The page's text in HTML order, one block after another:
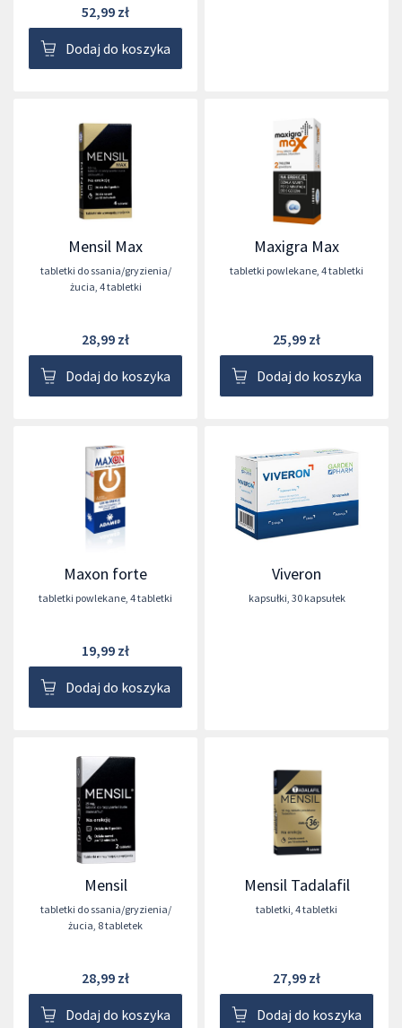
52,99 zł
Dodaj do koszyka
Mensil Max
tabletki do ssania/gryzienia/
żucia, 4 tabletki
28,99 zł
Dodaj do koszyka
Maxigra Max
tabletki powlekane, 4 tabletki
25,99 zł
Dodaj do koszyka
Maxon forte
tabletki powlekane, 4 tabletki
19,99 zł
Dodaj do koszyka
Viveron
kapsułki, 30 kapsułek
Mensil
tabletki do ssania/gryzienia/
żucia, 8 tabletek
28,99 zł
Dodaj do koszyka
Mensil Tadalafil
tabletki, 4 tabletki
27,99 zł
Dodaj do koszyka